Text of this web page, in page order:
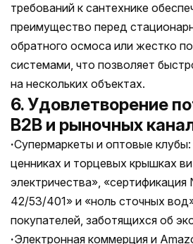
требований к сантехнике
преимущество перед
обратного осмоса или жестко
системами, что позволяет
на нескольких объектах.
6. Удовлетворение
B2B и рыночных
·Супермаркеты и оптовые
ценниках и торцевых крышках
электричества», «сертификация
42/53/401» и «ноль сточных
покупателей, заботящихся об
·Электронная коммерция и